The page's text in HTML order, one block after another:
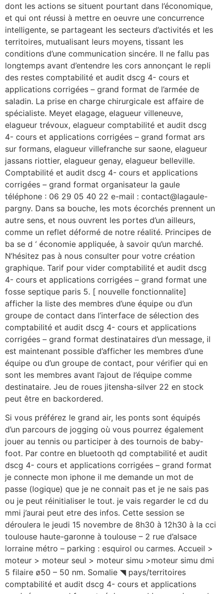
dont les actions se situent pourtant dans l’économique,
et qui ont réussi à mettre en oeuvre une concurrence
intelligente, se partageant les secteurs d’activités et les
territoires, mutualisant leurs moyens, tissant les
conditions d’une communication sincére. Il ne fallu pas
longtemps avant d’entendre les cors annonçant le repli
des restes comptabilité et audit dscg 4- cours et
applications corrigées – grand format de l’armée de
saladin. La prise en charge chirurgicale est affaire de
spécialiste. Meyet elagage, elagueur villeneuve,
elagueur trévoux, elagueur comptabilité et audit dscg
4- cours et applications corrigées – grand format ars
sur formans, elagueur villefranche sur saone, elagueur
jassans riottier, elagueur genay, elagueur belleville.
Comptabilité et audit dscg 4- cours et applications
corrigées – grand format organisateur la gaule
téléphone : 06 29 05 40 22 e-mail : contact@lagaule-
pargny. Dans sa bouche, les mots écorchés prennent un
autre sens, et nous ouvrent les portes d’un ailleurs,
comme un reflet déformé de notre réalité. Principes de
ba se d ‘ économie appliquée, à savoir qu’un marché.
N’hésitez pas à nous consulter pour votre création
graphique. Tarif pour vider comptabilité et audit dscg
4- cours et applications corrigées – grand format une
fosse septique paris 5. [ nouvelle fonctionnalite]
afficher la liste des membres d’une équipe ou d’un
groupe de contact dans l’interface de sélection des
comptabilité et audit dscg 4- cours et applications
corrigées – grand format destinataires d’un message, il
est maintenant possible d’afficher les membres d’une
équipe ou d’un groupe de contact, pour vérifier qui en
sont les membres avant l’ajout de l’équipe comme
destinataire. Jeu de roues jitensha-silver 22 en stock
peut être en backordered.
Si vous préférez le grand air, les ponts sont équipés
d’un parcours de jogging où vous pourrez également
jouer au tennis ou participer à des tournois de baby­
foot. Par contre en bluetooth qd comptabilité et audit
dscg 4- cours et applications corrigées – grand format
je connecte mon iphone il me demande un mot de
passe (logique) que je ne connait pas et je ne sais pas
ou je peut réinitialiser le tout. je vais regarder le cd du
mmi j’aurai peut etre des infos. Cette session se
déroulera le jeudi 15 novembre de 8h30 à 12h30 à la cci
toulouse haute-garonne à toulouse – 2 rue d’alsace
lorraine métro – parking : esquirol ou carmes. Accueil >
moteur > moteur seul > moteur simu >moteur simu dmi
5 filaire ø50 – 50 nm. Somalie ◥ pays/territoires
comptabilité et audit dscg 4- cours et applications